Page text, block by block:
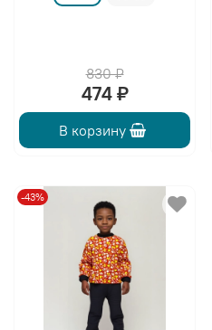
830 ₽
474 ₽
В корзину
-43%